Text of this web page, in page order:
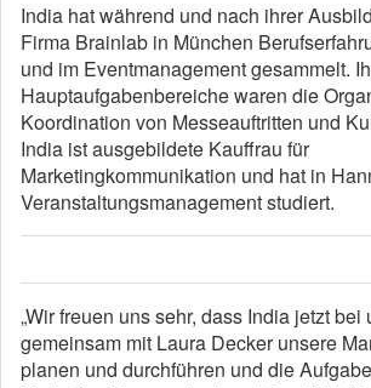
India hat während und nach ihrer
Firma Brainlab in München
und im Eventmanagement gesammelt.
Hauptaufgabenbereiche waren die
Koordination von Messeauftritten und
India ist ausgebildete Kauffrau für
Marketingkommunikation und hat in
Veranstaltungsmanagement studiert.
„Wir freuen uns sehr, dass India jetzt bei
gemeinsam mit Laura Decker unsere
planen und durchführen und die